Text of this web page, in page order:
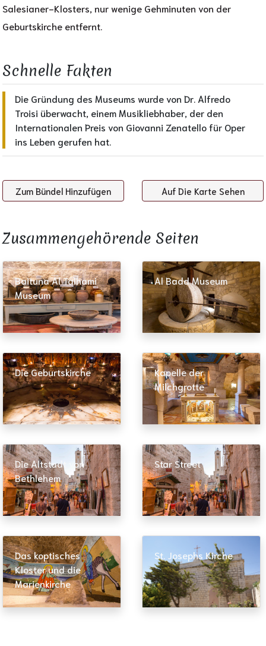
Salesianer-Klosters, nur wenige Gehminuten von der
Geburtskirche entfernt.
Schnelle Fakten​
Die Gründung des Museums wurde von Dr. Alfredo
Troisi überwacht, einem Musikliebhaber, der den
Internationalen Preis von Giovanni Zenatello für Oper
ins Leben gerufen hat.
Zum Bündel Hinzufügen Auf Die Karte Sehen
Zusammengehörende Seiten​
Baituna Al Talhami
Museum
Al Badd Museum
Die Geburtskirche
Kapelle der
Milchgrotte
Die Altstadt von
Bethlehem
Star Street
Das koptisches
Kloster und die
Marienkirche
St. Josephs Kirche